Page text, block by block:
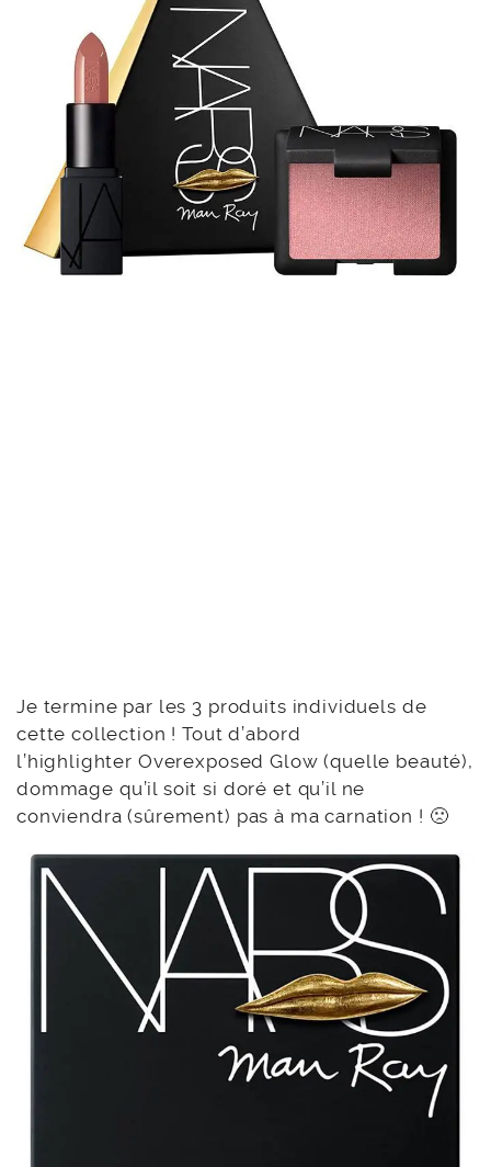
Je termine par les 3 produits individuels de
cette collection ! Tout d’abord
l’highlighter Overexposed Glow (quelle beauté),
dommage qu’il soit si doré et qu’il ne
conviendra (sûrement) pas à ma carnation ! 🙁